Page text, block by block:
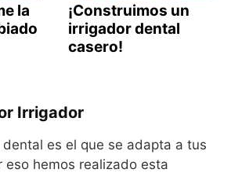
la
¡Construimos un
irrigador dental
casero!
Irrigador
dental es el que se adapta a tus
eso hemos realizado esta